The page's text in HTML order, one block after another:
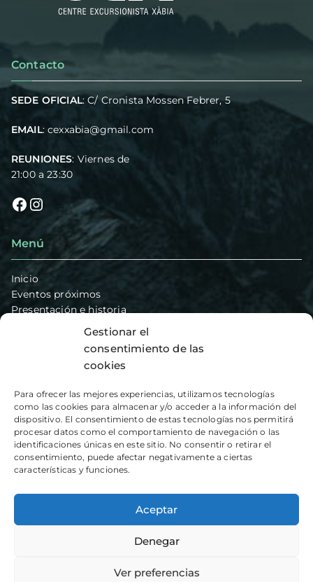
Gestionar el
consentimiento de las
cookies
Para ofrecer las mejores experiencias, utilizamos tecnologías
como las cookies para almacenar y/o acceder a la información del
dispositivo. El consentimiento de estas tecnologías nos permitirá
procesar datos como el comportamiento de navegación o las
identificaciones únicas en este sitio. No consentir o retirar el
consentimiento, puede afectar negativamente a ciertas
características y funciones.
Aceptar
Denegar
Ver preferencias
Contacto
SEDE OFICIAL: C/ Cronista Mossen Febrer, 5
EMAIL:cexxabia@gmail.com
REUNIONES: Viernes de
21:00 a 23:30
Menú
Inicio
Eventos próximos
Presentación e historia
Artículos recientes
Monduver y Peñalba
Barranco Mala Espina o Llidoners
Crestas de Bernia
CEX XÀBIA Aviso Legal